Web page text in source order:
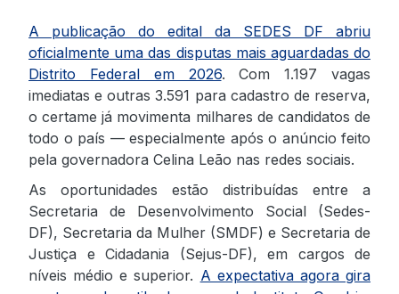
A publicação do edital da SEDES DF abriu
oficialmente uma das disputas mais aguardadas do
Distrito Federal em 2026. Com 1.197 vagas
imediatas e outras 3.591 para cadastro de reserva,
o certame já movimenta milhares de candidatos de
todo o país — especialmente após o anúncio feito
pela governadora Celina Leão nas redes sociais.
As oportunidades estão distribuídas entre a
Secretaria de Desenvolvimento Social (Sedes-
DF), Secretaria da Mulher (SMDF) e Secretaria de
Justiça e Cidadania (Sejus-DF), em cargos de
níveis médio e superior. A expectativa agora gira